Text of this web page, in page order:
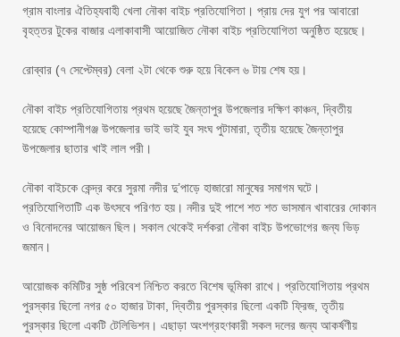
গ্রাম বাংলার ঐতিহ্যবাহী খেলা নৌকা বাইচ প্রতিযোগিতা। প্রায় দের যুগ পর আবারো
বৃহত্তর টুকের বাজার এলাকাবাসী আয়োজিত নৌকা বাইচ প্রতিযোগিতা অনুষ্ঠিত হয়েছে।
‎রোব্বার (৭ সেপ্টেম্বর) বেলা ২টা থেকে শুরু হয়ে বিকেল ৬ টায় শেষ হয়।
‎নৌকা বাইচ প্রতিযোগিতায় প্রথম হয়েছে জৈন্তাপুর উপজেলার দক্ষিণ কাঞ্চন, দ্বিতীয়
হয়েছে কোম্পানীগঞ্জ উপজেলার ভাই ভাই যুব সংঘ পুটামারা, তৃতীয় হয়েছে জৈন্তাপুর
উপজেলার ছাতার খাই লাল পরী।
‎নৌকা বাইচকে কেন্দ্র করে সুরমা নদীর দু’পাড়ে হাজারো মানুষের সমাগম ঘটে।
প্রতিযোগিতাটি এক উৎসবে পরিণত হয়। নদীর দুই পাশে শত শত ভাসমান খাবারের দোকান
ও বিনোদনের আয়োজন ছিল। সকাল থেকেই দর্শকরা নৌকা বাইচ উপভোগের জন্য ভিড়
জমান।
‎আয়োজক কমিটির সুষ্ঠ পরিবেশ নিশ্চিত করতে বিশেষ ভূমিকা রাখে। প্রতিযোগিতায় প্রথম
পুরস্কার ছিলো নগর ৫০ হাজার টাকা, দ্বিতীয় পুরস্কার ছিলো একটি ফ্রিজ, তৃতীয়
পুরস্কার ছিলো একটি টেলিভিশন। এছাড়া অংশগ্রহণকারী সকল দলের জন্য আকর্ষণীয়